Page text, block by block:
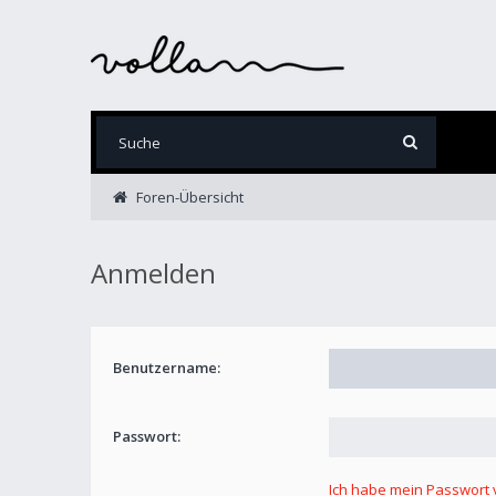
Foren-Übersicht
Anmelden
Benutzername:
Passwort:
Ich habe mein Passwort